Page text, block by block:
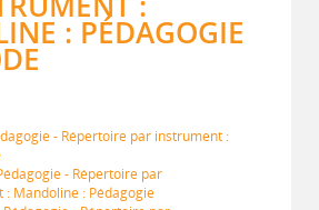
: PÉDAGOGIE
- Répertoire par instrument :
- Répertoire par
: Mandoline : Pédagogie